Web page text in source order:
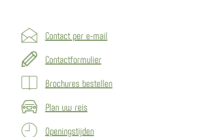
Contact per e-mail
Contactformulier
Brochures bestellen
Plan uw reis
Openingstijden